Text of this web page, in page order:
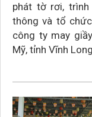
phát tờ rơi,
thông và tổ
công ty may
Mỹ, tỉnh Vĩnh